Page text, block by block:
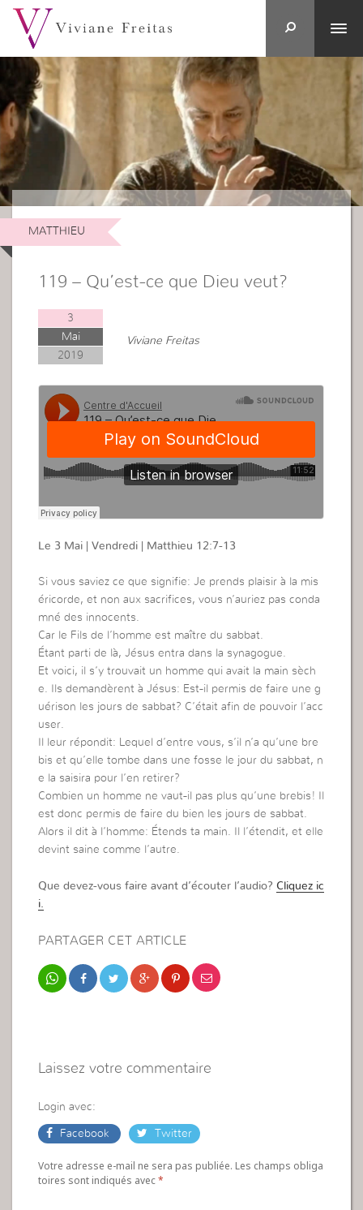
MATTHIEU
119 – Qu’est-ce que Dieu veut?
3
Mai
2019
Viviane Freitas
Le 3 Mai | Vendredi | Matthieu 12:7-13
Si vous saviez ce que signifie: Je prends plaisir à la mis
éricorde, et non aux sacrifices, vous n’auriez pas conda
mné des innocents.
Car le Fils de l’homme est maître du sabbat.
Étant parti de là, Jésus entra dans la synagogue.
Et voici, il s’y trouvait un homme qui avait la main sèch
e. Ils demandèrent à Jésus: Est-il permis de faire une g
uérison les jours de sabbat? C’était afin de pouvoir l’acc
user.
Il leur répondit: Lequel d’entre vous, s’il n’a qu’une bre
bis et qu’elle tombe dans une fosse le jour du sabbat, n
e la saisira pour l’en retirer?
Combien un homme ne vaut-il pas plus qu’une brebis! Il
est donc permis de faire du bien les jours de sabbat.
Alors il dit à l’homme: Étends ta main. Il l’étendit, et elle
devint saine comme l’autre.
Que devez-vous faire avant d’écouter l’audio?Cliquez ic
i.
PARTAGER CET ARTICLE
Laissez votre commentaire
Login avec:
Facebook Twitter
Votre adresse e-mail ne sera pas publiée. Les champs obliga
toires sont indiqués avec*